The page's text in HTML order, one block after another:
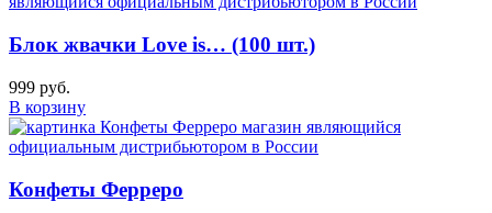
Блок жвачки Love is… (100 шт.)
999 руб.
В корзину
Конфеты Ферреро